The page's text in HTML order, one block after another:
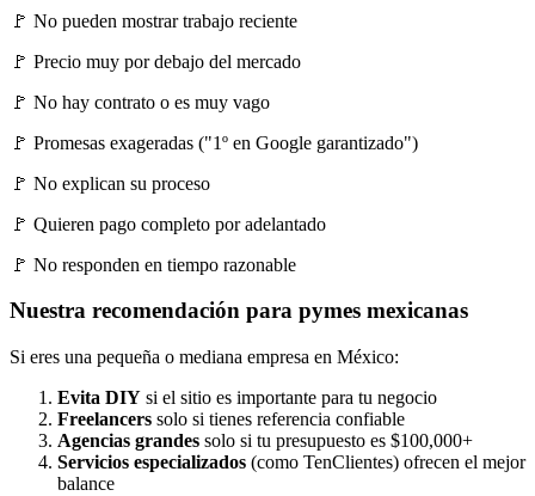
🚩 No pueden mostrar trabajo reciente
🚩 Precio muy por debajo del mercado
🚩 No hay contrato o es muy vago
🚩 Promesas exageradas ("1º en Google garantizado")
🚩 No explican su proceso
🚩 Quieren pago completo por adelantado
🚩 No responden en tiempo razonable
Nuestra recomendación para pymes mexicanas
Si eres una pequeña o mediana empresa en México:
Evita DIY si el sitio es importante para tu negocio
Freelancers solo si tienes referencia confiable
Agencias grandes solo si tu presupuesto es $100,000+
Servicios especializados (como TenClientes) ofrecen el mejor
balance